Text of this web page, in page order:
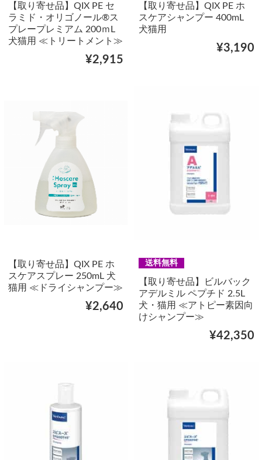
【取り寄せ品】QIX PE セ
ラミド・オリゴノール®ス
プレープレミアム 200ｍL
犬猫用 ≪トリートメント≫
¥2,915
【取り寄せ品】QIX PE ホ
スケアシャンプー 400mL
犬猫用
¥3,190
【取り寄せ品】QIX PE ホ
スケアスプレー 250mL 犬
猫用 ≪ドライシャンプー≫
¥2,640
送料無料
【取り寄せ品】ビルバック
アデルミル ペプチド 2.5L
犬・猫用 ≪アトピー素因向
けシャンプー≫
¥42,350